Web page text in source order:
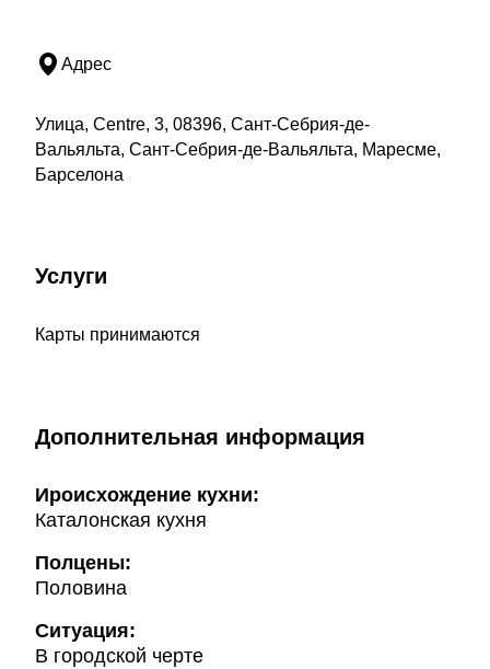
Адрес
Улица, Centre, 3, 08396, Сант-Себрия-де-
Вальяльта, Сант-Себрия-де-Вальяльта, Маресме,
Барселона
Услуги
Карты принимаются
Дополнительная информация
Ироисхождение кухни:
Каталонская кухня
Полцены:
Половина
Ситуация:
В городской черте